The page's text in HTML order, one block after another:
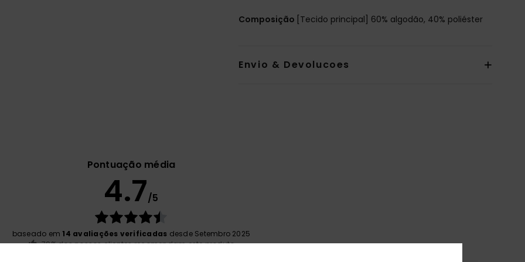
Composição [Tecido principal] 60% algodão, 40% poliéster
Envio & Devolucoes
Pontuação média
4.7/5
baseado em 14 avaliações verificadas desde Setembro 2025
79% dos nossos clientes recomendam este produto